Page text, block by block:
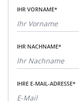
IHR VORNAME*
IHR NACHNAME*
IHRE E-MAIL-ADRESSE*